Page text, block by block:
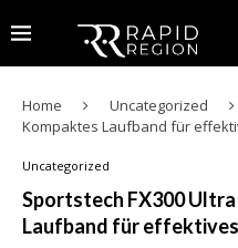
Home Uncategorized
Kompaktes Laufband für
Uncategorized
Sportstech FX300
Laufband für